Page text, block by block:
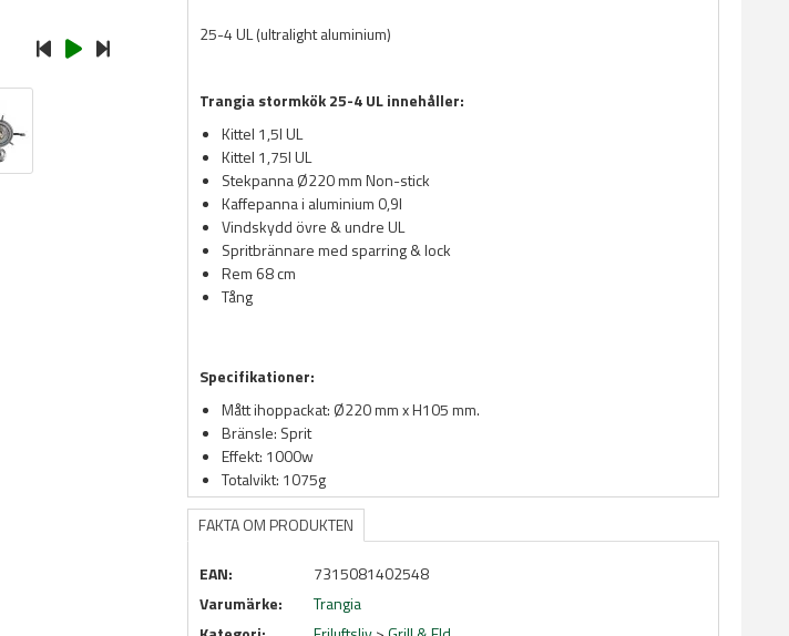
25-4 UL (ultralight aluminium)
Trangia stormkök 25-4 UL innehåller:
Kittel 1,5l UL
Kittel 1,75l UL
Stekpanna Ø220 mm Non-stick
Kaffepanna i aluminium 0,9l
Vindskydd övre & undre UL
Spritbrännare med sparring & lock
Rem 68 cm
Tång
Specifikationer:
Mått ihoppackat: Ø220 mm x H105 mm.
Bränsle: Sprit
Effekt: 1000w
Totalvikt: 1075g
FAKTA OM PRODUKTEN
EAN:
7315081402548
Varumärke:
Trangia